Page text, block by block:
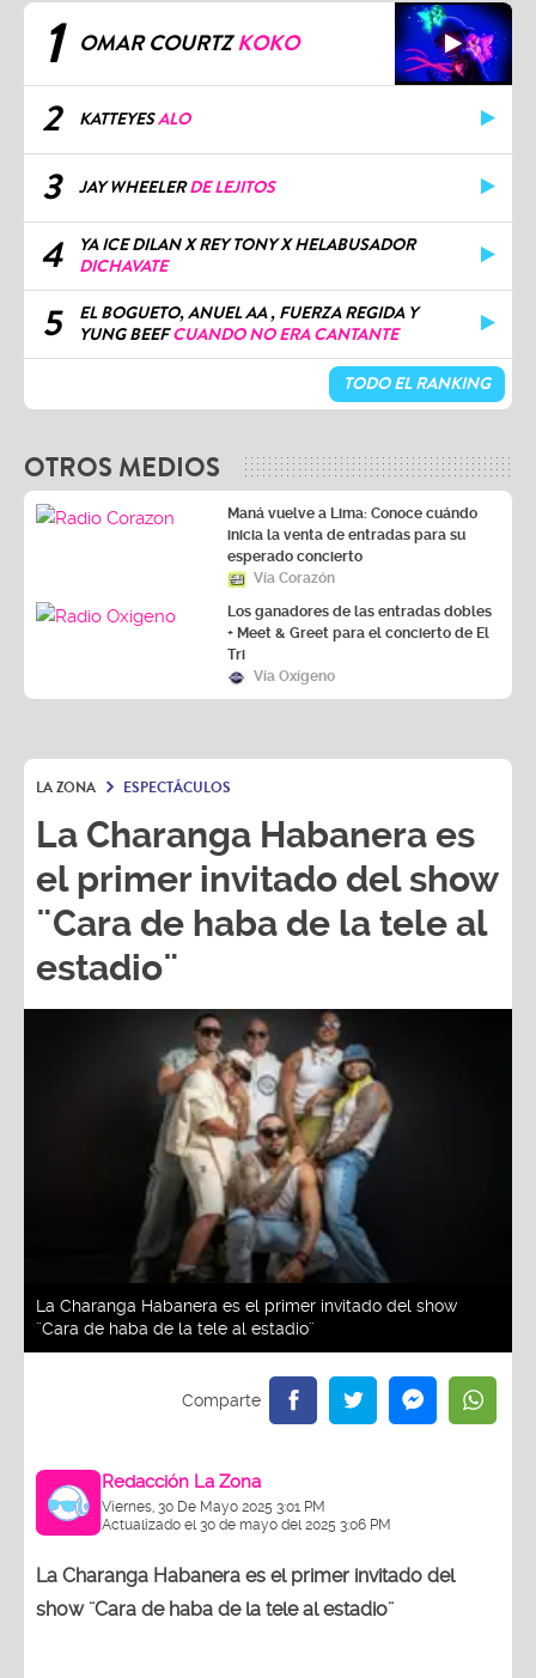
1 OMAR COURTZKOKO
2 KATTEYESALO
3 JAY WHEELERDE LEJITOS
4
YA ICE DILAN X REY TONY X HELABUSADOR
DICHAVATE
5
EL BOGUETO, ANUEL AA , FUERZA REGIDA Y
YUNG BEEFCUANDO NO ERA CANTANTE
TODO EL RANKING
OTROS MEDIOS
Maná vuelve a Lima: Conoce cuándo
inicia la venta de entradas para su
esperado concierto
Vía Corazón
Los ganadores de las entradas dobles
+ Meet & Greet para el concierto de El
Tri
Vía Oxígeno
LA ZONA ESPECTÁCULOS
La Charanga Habanera es
el primer invitado del show
¨Cara de haba de la tele al
estadio¨
La Charanga Habanera es el primer invitado del show
¨Cara de haba de la tele al estadio¨
Redacción La Zona
Viernes, 30 De Mayo 2025 3:01 PM
Actualizado el 30 de mayo del 2025 3:06 PM
La Charanga Habanera es el primer invitado del
show ¨Cara de haba de la tele al estadio¨